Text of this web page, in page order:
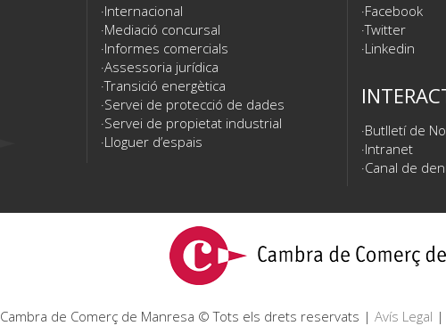
Internacional
Mediació concursal
Informes comercials
Assessoria jurídica
Transició energètica
Servei de protecció de dades
Servei de propietat industrial
Lloguer d’espais
Facebook
Twitter
Linkedin
Butlletí de
Intranet
Canal de
Cambra de Comerç de Manresa © Tots els drets reservats | Avís Legal |